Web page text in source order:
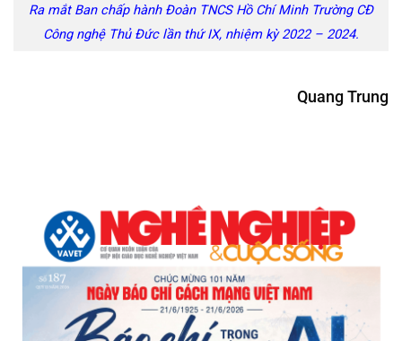
Ra mắt Ban chấp hành Đoàn TNCS Hồ Chí Minh Trường CĐ
Công nghệ Thủ Đức lần thứ IX, nhiệm kỳ 2022 – 2024.
Quang Trung